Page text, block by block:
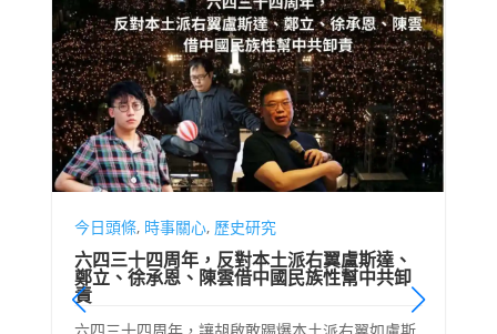
今日頭條, 時事關心, 歷史研究
六四三十四周年，反對本土派右翼盧斯達、
鄭立、徐承恩、陳雲借中國民族性幫中共卸
責
六四三十四周年，讓胡啟敢踢爆本土派右翼如盧斯